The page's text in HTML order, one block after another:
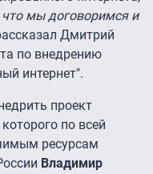
мы договоримся и
Дмитрий
по внедрению
интернет".
проект
по всей
ресурсам
Владимир